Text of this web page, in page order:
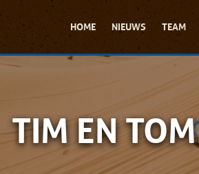
HOME NIEUWS TEAM
TIM EN